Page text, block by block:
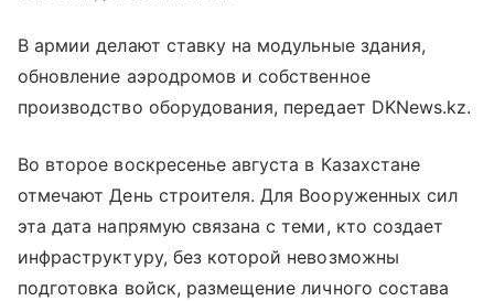
В армии делают ставку на модульные здания,
обновление аэродромов и собственное
производство оборудования, передает DKNews.kz.
Во второе воскресенье августа в Казахстане
отмечают День строителя. Для Вооруженных сил
эта дата напрямую связана с теми, кто создает
инфраструктуру, без которой невозможны
подготовка войск, размещение личного состава